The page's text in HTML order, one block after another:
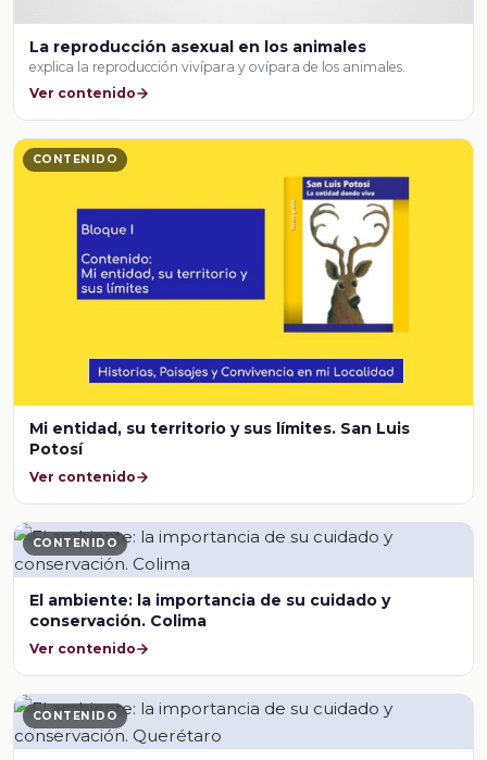
La reproducción asexual en los animales
explica la reproducción vivípara y ovípara de los animales.
Ver contenido
CONTENIDO
Mi entidad, su territorio y sus límites. San Luis
Potosí
Ver contenido
CONTENIDO
El ambiente: la importancia de su cuidado y
conservación. Colima
Ver contenido
CONTENIDO